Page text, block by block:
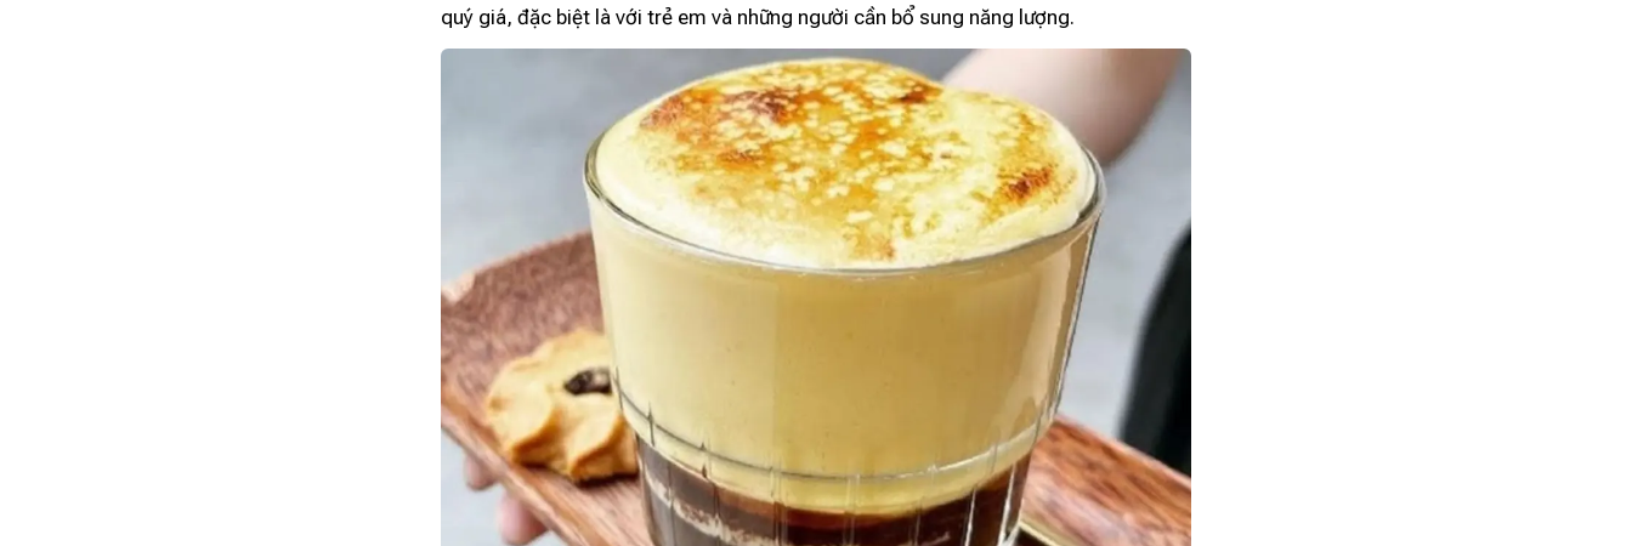
quý giá, đặc biệt là với trẻ em và những người cần bổ sung năng lượng.